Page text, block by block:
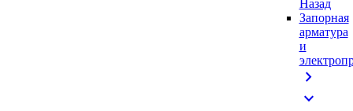
Назад
Запорная
арматура
и
chevron_right
expand_more